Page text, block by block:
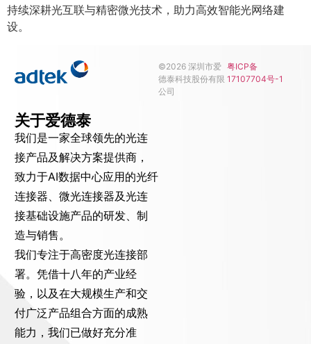
持续深耕光互联与精密微光技术，助力高效智能光网络建
设。
关于爱德泰
我们是一家全球领先的光连
接产品及解决方案提供商，
致力于AI数据中心应用的光纤
连接器、微光连接器及光连
接基础设施产品的研发、制
造与销售。
我们专注于高密度光连接部
署。凭借十八年的产业经
验，以及在大规模生产和交
付广泛产品组合方面的成熟
能力，我们已做好充分准
©2026 深圳市爱
德泰科技股份有限
公司
粤ICP备
17107704号-1